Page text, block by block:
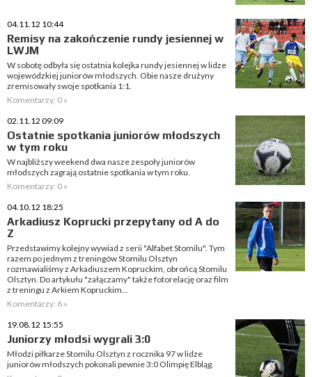
04.11.12 10:44
Remisy na zakończenie rundy jesiennej w
LWJM
W sobotę odbyła się ostatnia kolejka rundy jesiennej w lidze
wojewódzkiej juniorów młodszych. Obie nasze drużyny
zremisowały swoje spotkania 1:1.
Komentarzy: 0 »
02.11.12 09:09
Ostatnie spotkania juniorów młodszych
w tym roku
W najbliższy weekend dwa nasze zespoły juniorów
młodszych zagrają ostatnie spotkania w tym roku.
Komentarzy: 0 »
04.10.12 18:25
Arkadiusz Koprucki przepytany od A do
Z
Przedstawimy kolejny wywiad z serii "Alfabet Stomilu". Tym
razem po jednym z treningów Stomilu Olsztyn
rozmawialiśmy z Arkadiuszem Kopruckim, obrońcą Stomilu
Olsztyn. Do artykułu "załączamy" także fotorelację oraz film
z treningu z Arkiem Kopruckim...
Komentarzy: 6 »
19.08.12 15:55
Juniorzy młodsi wygrali 3:0
Młodzi piłkarze Stomilu Olsztyn z rocznika 97 w lidze
juniorów młodszych pokonali pewnie 3:0 Olimpię Elbląg.